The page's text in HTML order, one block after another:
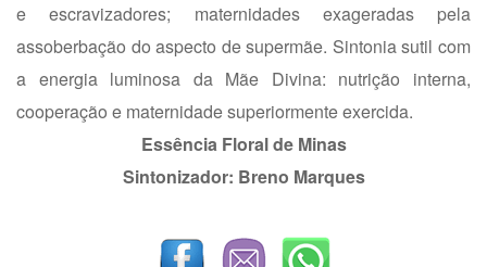
e escravizadores; maternidades exageradas pela
assoberbação do aspecto de supermãe. Sintonia sutil com
a energia luminosa da Mãe Divina: nutrição interna,
cooperação e maternidade superiormente exercida.
Essência Floral de Minas
Sintonizador: Breno Marques